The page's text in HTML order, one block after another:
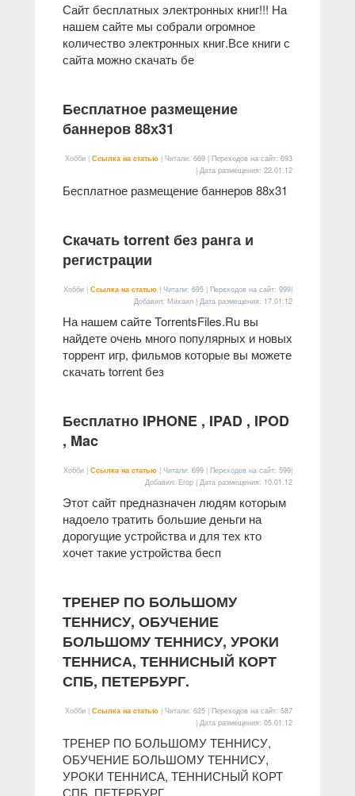
Сайт бесплатных электронных книг!!! На
нашем сайте мы собрали огромное
количество электронных книг.Все книги с
сайта можно скачать бе
Бесплатное размещение
баннеров 88х31
Хобби | Ссылка на статью | Читали: 669 | Переходов на сайт: 693
| Дата размещения: 22.01.12
Бесплатное размещение баннеров 88х31
Скачать torrent без ранга и
регистрации
Хобби | Ссылка на статью | Читали: 695 | Переходов на сайт: 999|
Добавил: Михаил | Дата размещения: 17.01.12
На нашем сайте TorrentsFiles.Ru вы
найдете очень много популярных и новых
торрент игр, фильмов которые вы можете
скачать torrent без
Бесплатно IPHONE , IPAD , IPOD
, Mac
Хобби | Ссылка на статью | Читали: 699 | Переходов на сайт: 599|
Добавил: Егор | Дата размещения: 10.01.12
Этот сайт предназначен людям которым
надоело тратить большие деньги на
дорогущие устройства и для тех кто
хочет такие устройства бесп
ТРЕНЕР ПО БОЛЬШОМУ
ТЕННИСУ, ОБУЧЕНИЕ
БОЛЬШОМУ ТЕННИСУ, УРОКИ
ТЕННИСА, ТЕННИСНЫЙ КОРТ
СПБ, ПЕТЕРБУРГ.
Хобби | Ссылка на статью | Читали: 625 | Переходов на сайт: 587
| Дата размещения: 05.01.12
ТРЕНЕР ПО БОЛЬШОМУ ТЕННИСУ,
ОБУЧЕНИЕ БОЛЬШОМУ ТЕННИСУ,
УРОКИ ТЕННИСА, ТЕННИСНЫЙ КОРТ
СПБ, ПЕТЕРБУРГ.